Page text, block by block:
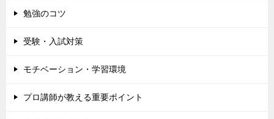
勉強のコツ
受験・入試対策
モチベーション・学習環境
プロ講師が教える重要ポイント